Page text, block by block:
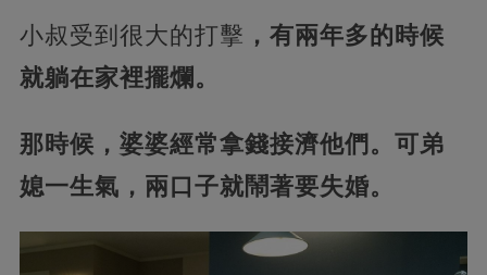
小叔受到很大的打擊 ，有兩年多的時候
就躺在家裡擺爛。
那時候，婆婆經常拿錢接濟他們。可弟
媳一生氣，兩口子就鬧著要失婚。